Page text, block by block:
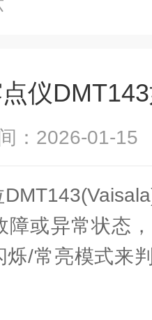
仪
间：2026-01-
障或异常状态
烁/常亮模式来